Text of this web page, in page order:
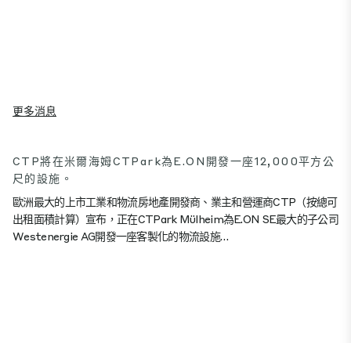
更多消息
CTP將在米爾海姆CTPark為E.ON開發一座12,000平方公
尺的設施。
歐洲最大的上市工業和物流房地產開發商、業主和營運商CTP（按總可
出租面積計算）宣布，正在CTPark Mülheim為E.ON SE最大的子公司
Westenergie AG開發一座客製化的物流設施…